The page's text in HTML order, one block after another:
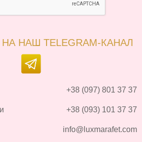
НАШ TELEGRAM-КАНАЛ
+38 (097) 801 37 37
+38 (093) 101 37 37
info@luxmarafet.com